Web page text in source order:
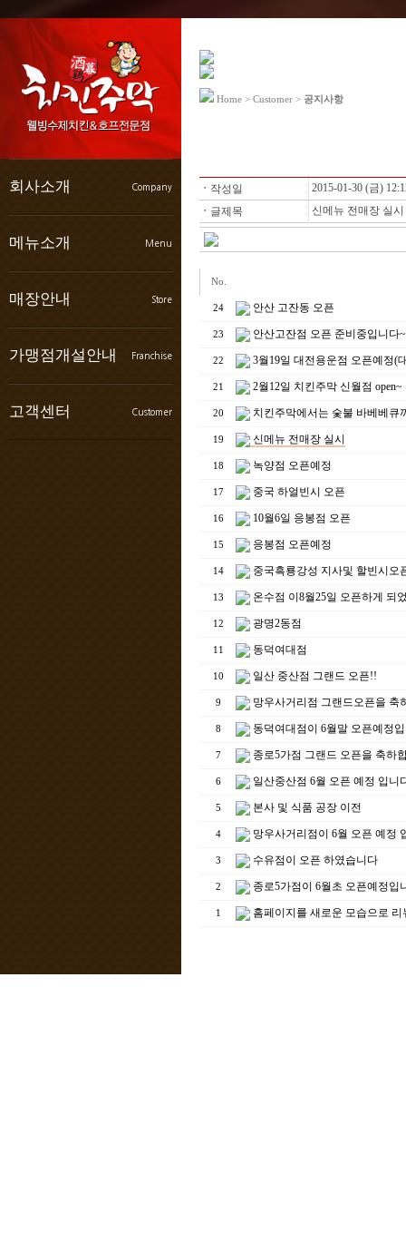
회사소개 Company
연혁
BI소개
찾아오시는길
메뉴소개 Menu
순살치킨
치킨콤보
샐러드 마른안주
매장안내 Store
인테리어
가맹점 성공사례
가맹점개설안내 Franchise
창엊조건
고객센터 Customer
Home > Customer > 공지사항
ㆍ 작성일
2015-01-30 (금)
ㆍ 글제목 신메뉴 전매장 실시
No.
24 안산 고잔동 오픈
23 안산고잔점 오픈 준비중입니다~
22 3월19일 대전용운점 오픈예정(
21 2월12일 치킨주막 신월점 open~
20 치킨주막에서는 숯불 바베베큐
19 신메뉴 전매장 실시
18 녹양점 오픈예정
17 중국 하얼빈시 오픈
16 10월6일 응봉점 오픈
15 응봉점 오픈예정
14 중국흑룡강성 지사및 할빈시오
13 온수점 이8월25일 오픈하게 되
12 광명2동점
11 동덕여대점
10 일산 중산점 그랜드 오픈!!
9 망우사거리점 그랜드오픈을 축
8 동덕여대점이 6월말 오픈예정
7 종로5가점 그랜드 오픈을 축하
6 일산중산점 6월 오픈 예정 입니
5 본사 및 식품 공장 이전
4 망우사거리점이 6월 오픈 예정
3 수유점이 오픈 하였습니다
2 종로5가점이 6월초 오픈예정입
1 홈페이지를 새로운 모습으로